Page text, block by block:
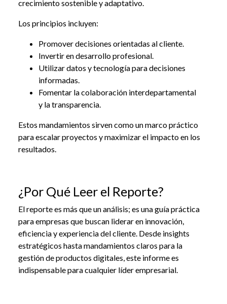
crecimiento sostenible y adaptativo.
Los principios incluyen:
Promover decisiones orientadas al cliente.
Invertir en desarrollo profesional.
Utilizar datos y tecnología para decisiones
informadas.
Fomentar la colaboración interdepartamental
y la transparencia.
Estos mandamientos sirven como un marco práctico
para escalar proyectos y maximizar el impacto en los
resultados.
¿Por Qué Leer el Reporte?
Elreportees más que un análisis; es una guía práctica
para empresas que buscan liderar en innovación,
eficiencia y experiencia del cliente. Desde insights
estratégicos hasta mandamientos claros para la
gestión de productos digitales, este informe es
indispensable para cualquier líder empresarial.